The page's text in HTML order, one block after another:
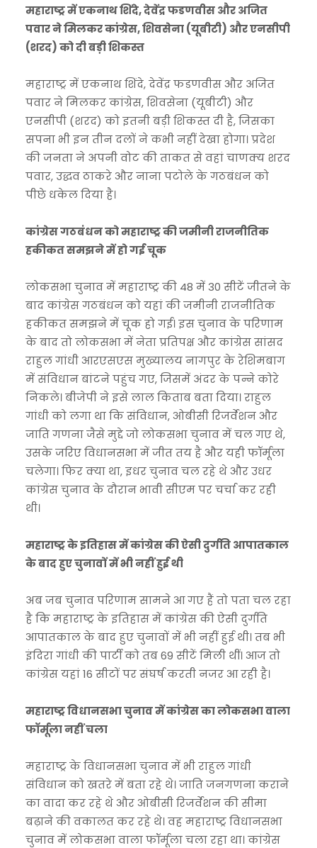
महाराष्ट्र में एकनाथ शिंदे, देवेंद्र फडणवीस और अजित
पवार ने मिलकर कांग्रेस, शिवसेना (यूबीटी) और एनसीपी
(शरद) को दी बड़ी शिकस्त
महाराष्ट्र में एकनाथ शिंदे, देवेंद्र फडणवीस और अजित
पवार ने मिलकर कांग्रेस, शिवसेना (यूबीटी) और
एनसीपी (शरद) को इतनी बड़ी शिकस्त दी है, जिसका
सपना भी इन तीन दलों ने कभी नहीं देखा होगा। प्रदेश
की जनता ने अपनी वोट की ताकत से वहां चाणक्य शरद
पवार, उद्धव ठाकरे और नाना पटोले के गठबंधन को
पीछे धकेल दिया है।
कांग्रेस गठबंधन को महाराष्ट्र की जमीनी राजनीतिक
हकीकत समझने में हो गई चूक
लोकसभा चुनाव में महाराष्ट्र की 48 में 30 सीटें जीतने के
बाद कांग्रेस गठबंधन को यहां की जमीनी राजनीतिक
हकीकत समझने में चूक हो गई। इस चुनाव के परिणाम
के बाद तो लोकसभा में नेता प्रतिपक्ष और कांग्रेस सांसद
राहुल गांधी आरएसएस मुख्यालय नागपुर के रेशिमबाग
में संविधान बांटने पहुंच गए, जिसमें अंदर के पन्ने कोरे
निकले। बीजेपी ने इसे लाल किताब बता दिया। राहुल
गांधी को लगा था कि संविधान, ओबीसी रिजर्वेशन और
जाति गणना जैसे मुद्दे जो लोकसभा चुनाव में चल गए थे,
उसके जरिए विधानसभा में जीत तय है और यही फॉर्मूला
चलेगा। फिर क्या था, इधर चुनाव चल रहे थे और उधर
कांग्रेस चुनाव के दौरान भावी सीएम पर चर्चा कर रही
थी।
महाराष्ट्र के इतिहास में कांग्रेस की ऐसी दुर्गति आपातकाल
के बाद हुए चुनावों में भी नहीं हुई थी
अब जब चुनाव परिणाम सामने आ गए हैं तो पता चल रहा
है कि महाराष्ट्र के इतिहास में कांग्रेस की ऐसी दुर्गति
आपातकाल के बाद हुए चुनावों में भी नहीं हुई थी। तब भी
इंदिरा गांधी की पार्टी को तब 69 सीटें मिली थीं। आज तो
कांग्रेस यहां 16 सीटों पर संघर्ष करती नजर आ रही है।
महाराष्ट्र विधानसभा चुनाव में कांग्रेस का लोकसभा वाला
फॉर्मूला नहीं चला
महाराष्ट्र के विधानसभा चुनाव में भी राहुल गांधी
संविधान को खतरे में बता रहे थे। जाति जनगणना कराने
का वादा कर रहे थे और ओबीसी रिजर्वेशन की सीमा
बढ़ाने की वकालत कर रहे थे। वह महाराष्ट्र विधानसभा
चुनाव में लोकसभा वाला फॉर्मूला चला रहा था। कांग्रेस